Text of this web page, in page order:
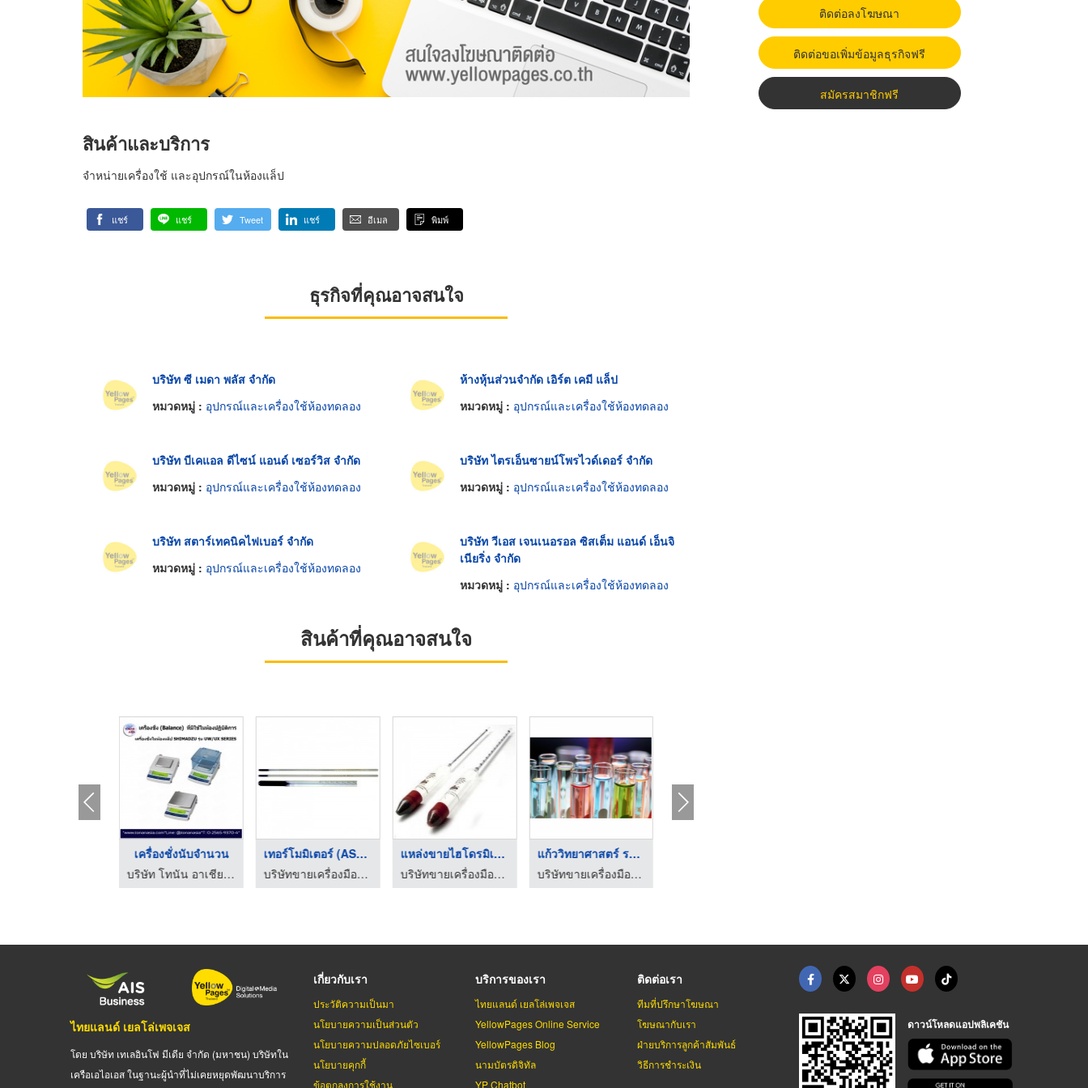
สินค้าและบริการ
จำหน่ายเครื่องใช้ และอุปกรณ์ในห้องแล็ป
แชร์ แชร์ Tweet แชร์ อีเมล พิมพ์
ธุรกิจที่คุณอาจสนใจ
บริษัท ซี เมดา พลัส จำกัด
หมวดหมู่ : อุปกรณ์และเครื่องใช้ห้องทดลอง
ห้างหุ้นส่วนจำกัด เอิร์ต เคมี แล็ป
หมวดหมู่ : อุปกรณ์และเครื่องใช้ห้องทดลอง
บริษัท บีเคแอล ดีไซน์ แอนด์ เซอร์วิส จำกัด
หมวดหมู่ : อุปกรณ์และเครื่องใช้ห้องทดลอง
บริษัท ไตรเอ็นซายน์โพรไวด์เดอร์ จำกัด
หมวดหมู่ : อุปกรณ์และเครื่องใช้ห้องทดลอง
บริษัท สตาร์เทคนิคไฟเบอร์ จำกัด
หมวดหมู่ : อุปกรณ์และเครื่องใช้ห้องทดลอง
บริษัท วีเอส เจนเนอรอล ซิสเต็ม แอนด์ เอ็นจิ
เนียริ่ง จำกัด
หมวดหมู่ : อุปกรณ์และเครื่องใช้ห้องทดลอง
สินค้าที่คุณอาจสนใจ
เครื่องชั่งนับจำนวน
บริษัท โทนัน อาเชีย ออโต้เทค จำกัด
เทอร์โมมิเตอร์ (ASTM ...
บริษัทขายเครื่องมือวิทยาศาสตร์ ระยอง
แหล่งขายไฮโดรมิเตอร์ ...
บริษัทขายเครื่องมือวิทยาศาสตร์ ระยอง
แก้ววิทยาศาสตร์ ระยอ ...
บริษัทขายเครื่องมือวิทยาศาสตร์ ระยอง
ติดต่อลงโฆษณา
ติดต่อขอเพิ่มข้อมูลธุรกิจฟรี
สมัครสมาชิกฟรี
ไทยแลนด์ เยลโล่เพจเจส
โดย บริษัท เทเลอินโฟ มีเดีย จำกัด (มหาชน) บริษัทใน
เครือเอไอเอส ในฐานะผู้นำที่ไม่เคยหยุดพัฒนาบริการ
เกี่ยวกับเรา
ประวัติความเป็นมา
นโยบายความเป็นส่วนตัว
นโยบายความปลอดภัยไซเบอร์
นโยบายคุกกี้
ข้อตกลงการใช้งาน
บริการของเรา
ไทยแลนด์ เยลโล่เพจเจส
YellowPages Online Service
YellowPages Blog
นามบัตรดิจิทัล
YP Chatbot
ติดต่อเรา
ทีมที่ปรึกษาโฆษณา
โฆษณากับเรา
ฝ่ายบริการลูกค้าสัมพันธ์
วิธีการชำระเงิน
ดาวน์โหลดแอปพลิเคชัน